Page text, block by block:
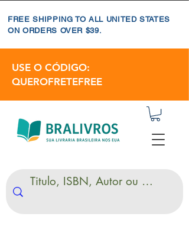
FREE SHIPPING TO ALL UNITED STATES
ON ORDERS OVER $39.
USE O CÓDIGO:
QUEROFRETEFREE